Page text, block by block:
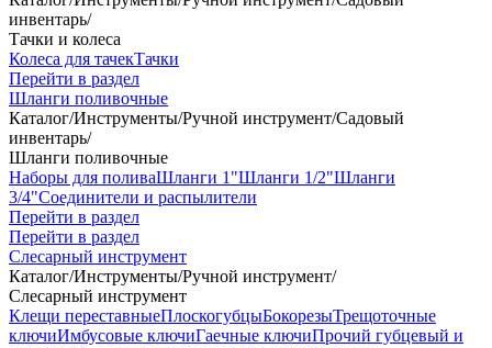
инвентарь/
Тачки и колеса
Колеса для тачекТачки
Перейти в раздел
Шланги поливочные
Каталог/Инструменты/Ручной инструмент/Садовый
инвентарь/
Шланги поливочные
Наборы для поливаШланги 1"Шланги 1/2"Шланги
3/4"Соединители и распылители
Перейти в раздел
Перейти в раздел
Слесарный инструмент
Каталог/Инструменты/Ручной инструмент/
Слесарный инструмент
Клещи переставныеПлоскогубцыБокорезыТрещоточные
ключиИмбусовые ключиГаечные ключиПрочий губцевый и